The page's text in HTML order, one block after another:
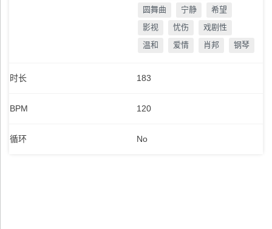
圆舞曲
宁静
希望
影视
忧伤
戏剧性
温和
爱情 肖邦 钢琴
时长 183
BPM 120
循环 No